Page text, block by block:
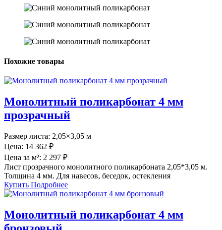
Похожие товары
Монолитный поликарбонат 4 мм
прозрачный
Размер листа: 2,05×3,05 м
Цена: 14 362 ₽
Цена за м²: 2 297 ₽
Лист прозрачного монолитного поликарбоната 2,05*3,05 м.
Толщина 4 мм. Для навесов, беседок, остекления
Купить Подробнее
Монолитный поликарбонат 4 мм